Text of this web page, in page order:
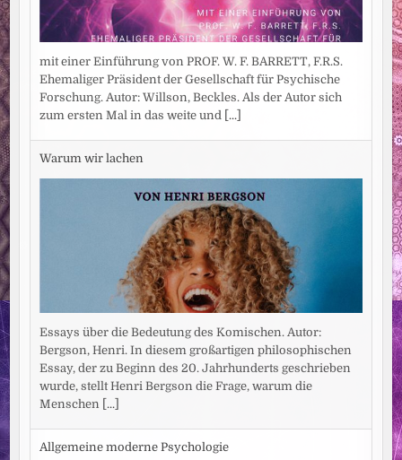
mit einer Einführung von PROF. W. F. BARRETT, F.R.S.
Ehemaliger Präsident der Gesellschaft für Psychische
Forschung. Autor: Willson, Beckles. Als der Autor sich
zum ersten Mal in das weite und [...]
Warum wir lachen
Essays über die Bedeutung des Komischen. Autor:
Bergson, Henri. In diesem großartigen philosophischen
Essay, der zu Beginn des 20. Jahrhunderts geschrieben
wurde, stellt Henri Bergson die Frage, warum die
Menschen [...]
Allgemeine moderne Psychologie